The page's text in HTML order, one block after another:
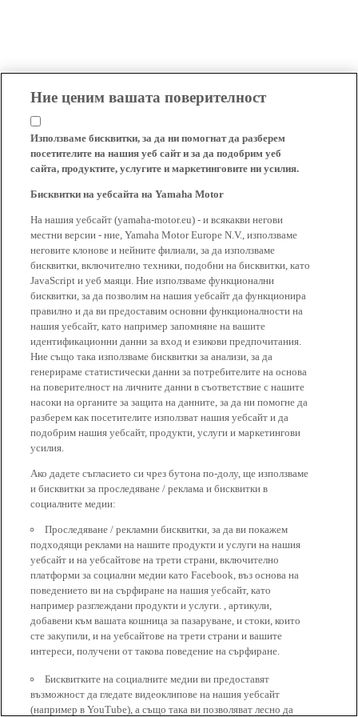
Ние ценим вашата поверителност
Използваме бисквитки, за да ни помогнат да разберем
посетителите на нашия уеб сайт и за да подобрим уеб
сайта, продуктите, услугите и маркетинговите ни усилия.
Бисквитки на уебсайта на Yamaha Motor
На нашия уебсайт (yamaha-motor.eu) - и всякакви негови
местни версии - ние, Yamaha Motor Europe N.V., използваме
неговите клонове и нейните филиали, за да използваме
бисквитки, включително техники, подобни на бисквитки, като
JavaScript и уеб маяци. Ние използваме функционални
бисквитки, за да позволим на нашия уебсайт да функционира
правилно и да ви предоставим основни функционалности на
нашия уебсайт, като например запомняне на вашите
идентификационни данни за вход и езикови предпочитания.
Ние също така използваме бисквитки за анализи, за да
генерираме статистически данни за потребителите на основа
на поверителност на личните данни в съответствие с нашите
насоки на органите за защита на данните, за да ни помогне да
разберем как посетителите използват нашия уебсайт и да
подобрим нашия уебсайт, продукти, услуги и маркетингови
усилия.
Ако дадете съгласието си чрез бутона по-долу, ще използваме
и бисквитки за проследяване / реклама и бисквитки в
социалните медии:
Проследяване / рекламни бисквитки, за да ви покажем
подходящи реклами на нашите продукти и услуги на нашия
уебсайт и на уебсайтове на трети страни, включително
платформи за социални медии като Facebook, въз основа на
поведението ви на сърфиране на нашия уебсайт, като
например разглеждани продукти и услуги. , артикули,
добавени към вашата кошница за пазаруване, и стоки, които
сте закупили, и на уебсайтове на трети страни и вашите
интереси, получени от такова поведение на сърфиране.
Бисквитките на социалните медии ви предоставят
възможност да гледате видеоклипове на нашия уебсайт
(например в YouTube), а също така ви позволяват лесно да